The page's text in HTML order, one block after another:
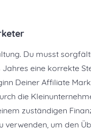
Du musst
eine korrekte
Deiner Affiliate
die
zuständigen
um den